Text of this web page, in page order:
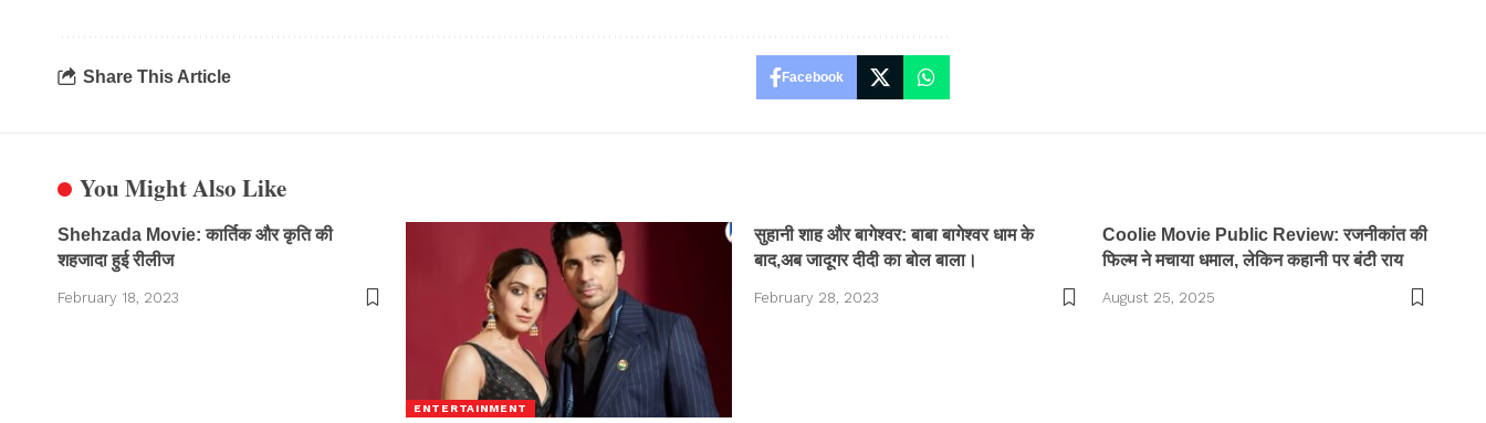
Share This Article Facebook
You Might Also Like
Shehzada Movie: कार्तिक और कृति की
शहजादा हुई रीलीज
February 18, 2023
ENTERTAINMENT
सुहानी शाह और बागेश्वर: बाबा बागेश्वर धाम के
बाद,अब जादूगर दीदी का बोल बाला।
February 28, 2023
Coolie Movie Public Review: रजनीकांत की
फिल्म ने मचाया धमाल, लेकिन कहानी पर बंटी राय
August 25, 2025